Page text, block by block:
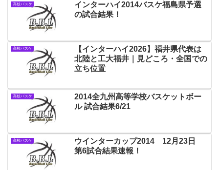
高校バスケ
インターハイ2014バスケ福島県予選
の試合結果！
高校バスケ
【インターハイ2026】福井県代表は
北陸と工大福井｜見どころ・全国での
立ち位置
高校バスケ
2014全九州高等学校バスケットボー
ル 試合結果6/21
高校バスケ
ウインターカップ2014 12月23日
第6試合結果速報！